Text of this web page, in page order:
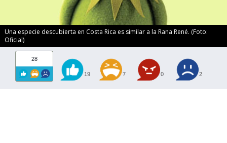
Una especie descubierta en Costa Rica es similar a la Rana René. (Foto:
Oficial)
28
19 7 0 2